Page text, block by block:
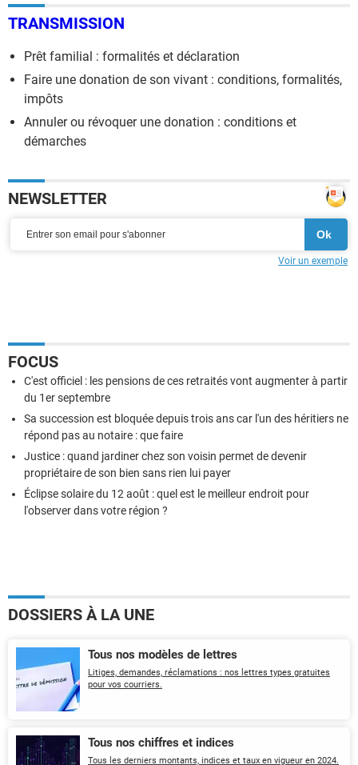
TRANSMISSION
Prêt familial : formalités et déclaration
Faire une donation de son vivant : conditions, formalités,
impôts
Annuler ou révoquer une donation : conditions et
démarches
NEWSLETTER
Voir un exemple
FOCUS
C'est officiel : les pensions de ces retraités vont augmenter à partir
du 1er septembre
Sa succession est bloquée depuis trois ans car l'un des héritiers ne
répond pas au notaire : que faire
Justice : quand jardiner chez son voisin permet de devenir
propriétaire de son bien sans rien lui payer
Éclipse solaire du 12 août : quel est le meilleur endroit pour
l'observer dans votre région ?
DOSSIERS À LA UNE
Tous nos modèles de lettres
Litiges, demandes, réclamations : nos lettres types gratuites
pour vos courriers.
Tous nos chiffres et indices
Tous les derniers montants, indices et taux en vigueur en 2024.